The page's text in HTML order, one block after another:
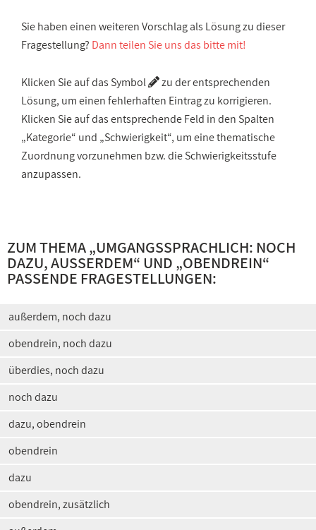
Sie haben einen weiteren Vorschlag als Lösung zu dieser
Fragestellung? Dann teilen Sie uns das bitte mit!
Klicken Sie auf das Symbol
zu der entsprechenden
Lösung, um einen fehlerhaften Eintrag zu korrigieren.
Klicken Sie auf das entsprechende Feld in den Spalten
„Kategorie“ und „Schwierigkeit“, um eine thematische
Zuordnung vorzunehmen bzw. die Schwierigkeitsstufe
anzupassen.
ZUM THEMA „UMGANGSSPRACHLICH: NOCH
DAZU, AUSSERDEM “ UND „OBENDREIN“
PASSENDE FRAGESTELLUNGEN:
außerdem, noch dazu
obendrein, noch dazu
überdies, noch dazu
noch dazu
dazu, obendrein
obendrein
dazu
obendrein, zusätzlich